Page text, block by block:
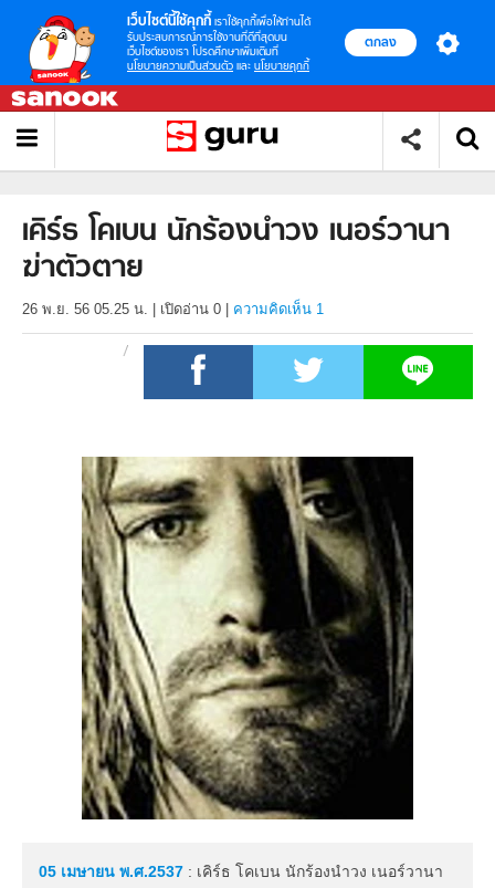
เว็บไซต์นี้ใช้คุกกี้ เราใช้คุกกี้เพื่อให้ท่านได้
รับประสบการณ์การใช้งานที่ดีที่สุดบน
เว็บไซต์ของเรา โปรดศึกษาเพิ่มเติมที่
นโยบายความเป็นส่วนตัว และ นโยบายคุกกี้
ตกลง
เคิร์ธ โคเบน นักร้องนำวง เนอร์วานา
ฆ่าตัวตาย
26 พ.ย. 56 05.25 น. เปิดอ่าน 0 ความคิดเห็น 1
05 เมษายน พ.ศ.2537 : เคิร์ธ โคเบน นักร้องนำวง เนอร์วานา